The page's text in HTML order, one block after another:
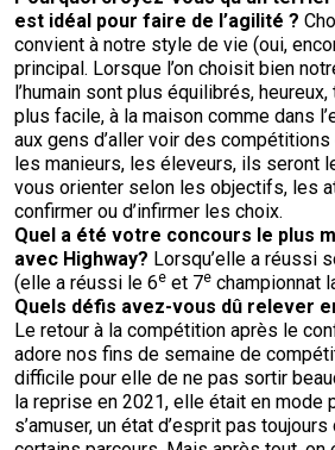
Chien d’eau espagnol
Vallhund suédois
Corgi gallois (Cardigan)
Corgi gallois (Pembroke)
Pumi
Lapphund suédois
Petit basset griffon vendéen
Pharaoh Hound
Rhodesian ridgeback
Lévrier persan
Shikoku
Whippet
Chien nu du Pérou (Perro Sin Pelo
Épagneul cocker anglais
Épagneul springer anglais
Épagneul des champs
Épagneul français
Épagneul d’eau irlandais
Épagneul Sussex
Épagneul springer gallois
Terrier Sealyham
Terrier Skye
Terrier wheaten à poil doux
Bull terrier du Staffordshire
Terrier gallois
Terrier blanc du West Highland
Xoloitzcuintli (nain)
Terrier du Yorkshire
Leonberger
Mastiff
Mâtin napolitain
Terre-Neuve
Chien d’eau portugais
Rottweiler
Samoyède
est idéal pour faire de l’agilité ?
convient à notre style de vie (oui,
principal. Lorsque l’on choisit bien
l’humain sont plus équilibrés,
plus facile, à la maison comme dans
aux gens d’aller voir des
les manieurs, les éleveurs, ils seront
vous orienter selon les objectifs, les
confirmer ou d’infirmer les choix.
Quel a été votre concours le plus
avec Highway? Lorsqu’elle a réussi
(elle a réussi le 6e et 7e championnat
Quels défis avez-vous dû relever
Le retour à la compétition après le
adore nos fins de semaine de
difficile pour elle de ne pas sortir
la reprise en 2021, elle était en mode
s’amuser, un état d’esprit pas